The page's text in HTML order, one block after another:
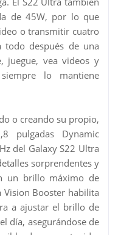
de 45W, por lo que
o transmitir cuatro
todo después de una
juegue, vea videos y
lo mantiene
o creando su propio,
pulgadas Dynamic
del Galaxy S22 Ultra
sorprendentes y
un brillo máximo de
Booster habilita
a ajustar el brillo de
día, asegurándose de